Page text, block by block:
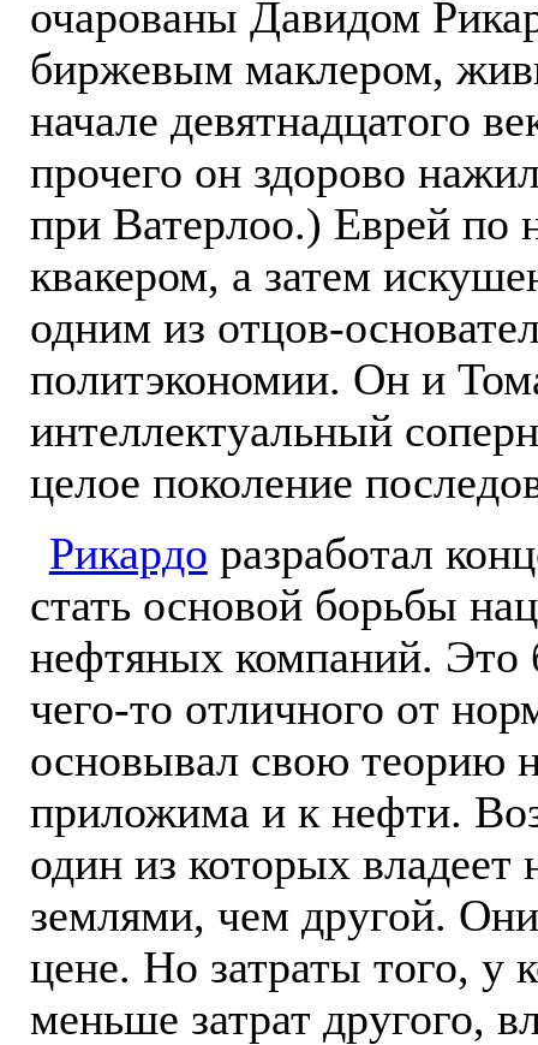
очарованы Давидом
биржевым маклером,
начале девятнадцатого
прочего он здорово
при Ватерлоо.) Еврей по
квакером, а затем
одним из отцов-
политэкономии. Он и
интеллектуальный
целое поколение
Рикардо разработал
стать основой борьбы
нефтяных компаний. Это
чего-то отличного от
основывал свою теорию
приложима и к нефти.
один из которых
землями, чем другой.
цене. Но затраты того, у
меньше затрат другого,